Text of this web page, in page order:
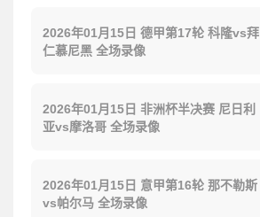
2026年01月15日 德甲第17轮 科隆vs拜
仁慕尼黑 全场录像
2026年01月15日 非洲杯半决赛 尼日利
亚vs摩洛哥 全场录像
2026年01月15日 意甲第16轮 那不勒斯
vs帕尔马 全场录像